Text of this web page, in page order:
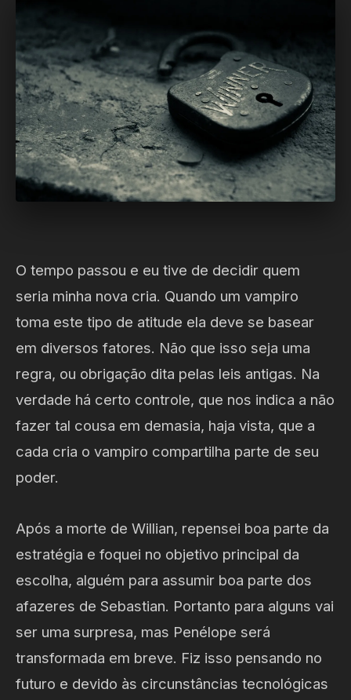
O tempo passou e eu tive de decidir quem
seria minha nova cria. Quando um vampiro
toma este tipo de atitude ela deve se basear
em diversos fatores. Não que isso seja uma
regra, ou obrigação dita pelas leis antigas. Na
verdade há certo controle, que nos indica a não
fazer tal cousa em demasia, haja vista, que a
cada cria o vampiro compartilha parte de seu
poder.
Após a morte de Willian, repensei boa parte da
estratégia e foquei no objetivo principal da
escolha, alguém para assumir boa parte dos
afazeres de Sebastian. Portanto para alguns vai
ser uma surpresa, mas Penélope será
transformada em breve. Fiz isso pensando no
futuro e devido às circunstâncias tecnológicas